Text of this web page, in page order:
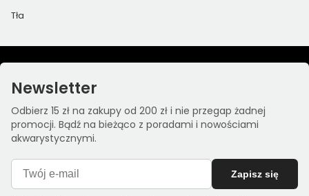
Tła
Newsletter
Odbierz 15 zł na zakupy od 200 zł i nie przegap żadnej
promocji. Bądź na bieżąco z poradami i nowościami
akwarystycznymi.
Zapisz się